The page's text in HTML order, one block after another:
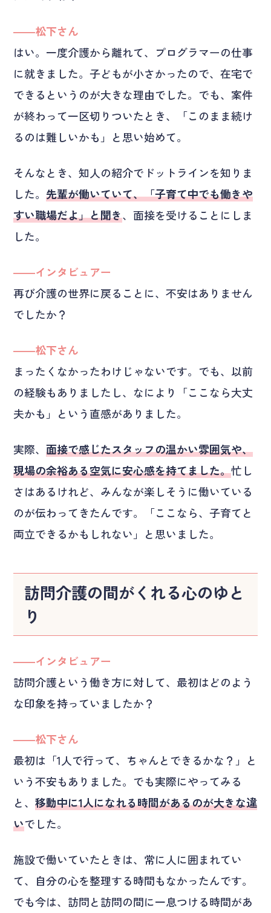
――松下さん
はい。一度介護から離れて、プログラマーの仕事
に就きました。子どもが小さかったので、在宅で
できるというのが大きな理由でした。でも、案件
が終わって一区切りついたとき、「このまま続け
るのは難しいかも」と思い始めて。
そんなとき、知人の紹介でドットラインを知りま
した。先輩が働いていて、「子育て中でも働きや
すい職場だよ」と聞き、面接を受けることにしま
した。
――インタビュアー
再び介護の世界に戻ることに、不安はありません
でしたか？
――松下さん
まったくなかったわけじゃないです。でも、以前
の経験もありましたし、なにより「ここなら大丈
夫かも」という直感がありました。
実際、面接で感じたスタッフの温かい雰囲気や、
現場の余裕ある空気に安心感を持てました。忙し
さはあるけれど、みんなが楽しそうに働いている
のが伝わってきたんです。「ここなら、子育てと
両立できるかもしれない」と思いました。
訪問介護の間がくれる心のゆと
り
――インタビュアー
訪問介護という働き方に対して、最初はどのよう
な印象を持っていましたか？
――松下さん
最初は「1人で行って、ちゃんとできるかな？」と
いう不安もありました。でも実際にやってみる
と、移動中に1人になれる時間があるのが大きな違
いでした。
施設で働いていたときは、常に人に囲まれてい
て、自分の心を整理する時間もなかったんです。
でも今は、訪問と訪問の間に一息つける時間があ